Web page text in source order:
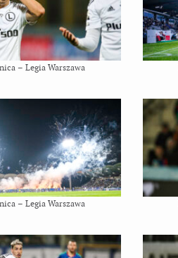
– Legia Warszawa
– Legia Warszawa